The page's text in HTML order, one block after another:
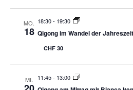
MO.
18
18:30- 19:30
Qigong im Wandel der
CHF 30
MI. 11:45- 13:00